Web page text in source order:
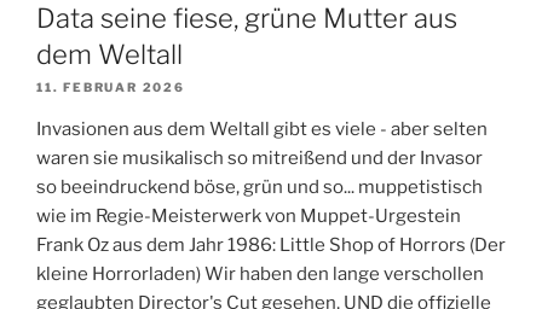
Data seine fiese, grüne Mutter aus
dem Weltall
11. FEBRUAR 2026
Invasionen aus dem Weltall gibt es viele - aber selten
waren sie musikalisch so mitreißend und der Invasor
so beeindruckend böse, grün und so... muppetistisch
wie im Regie-Meisterwerk von Muppet-Urgestein
Frank Oz aus dem Jahr 1986: Little Shop of Horrors (Der
kleine Horrorladen) Wir haben den lange verschollen
geglaubten Director's Cut gesehen, UND die offizielle